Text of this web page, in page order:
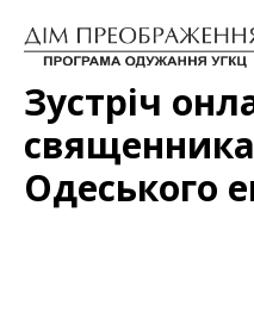
Зустріч
Одеського